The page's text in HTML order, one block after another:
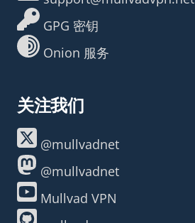
GPG 密钥
Onion 服务
关注我们
@mullvadnet
@mullvadnet
Mullvad VPN